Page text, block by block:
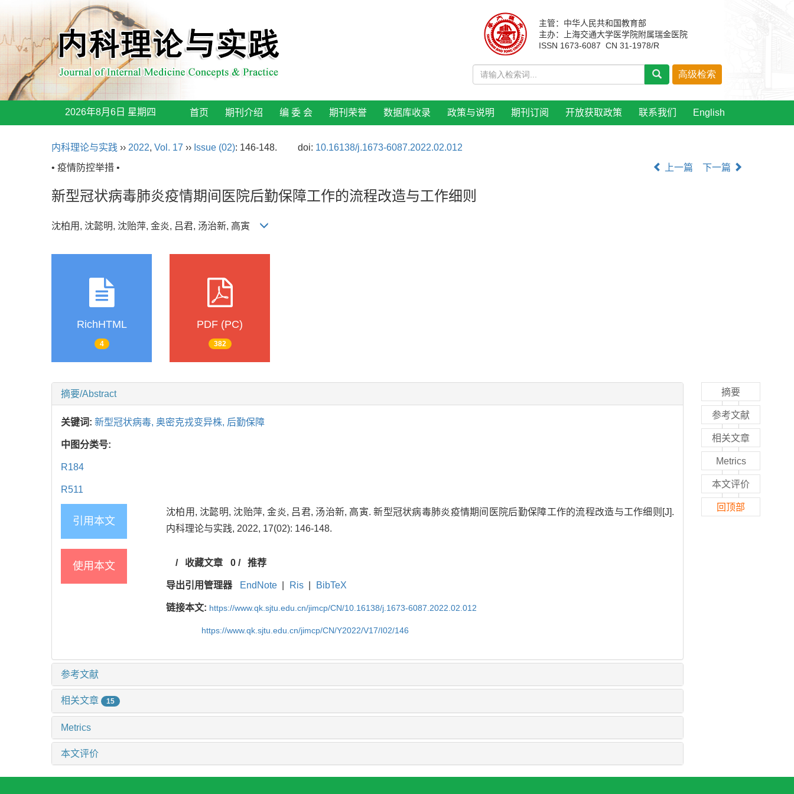
主管：中华人民共和国教育部
主办：上海交通大学医学院附属瑞金医院
ISSN 1673-6087 CN 31-1978/R
2026年8月6日 星期四 首页 期刊介绍 编 委 会 期刊荣誉 数据库收录 政策与说明 期刊订阅 开放获取政策 联系我们 English
内科理论与实践 ›› 2022, Vol. 17 ›› Issue (02): 146-148. doi: 10.16138/j.1673-6087.2022.02.012
• 疫情防控举措 •
上一篇 下一篇
新型冠状病毒肺炎疫情期间医院后勤保障工作的流程改造与工作细则
沈柏用, 沈懿明, 沈贻萍, 金炎, 吕君, 汤治新, 高寅
RichHTML
4
PDF (PC)
382
摘要/Abstract
关键词: 新型冠状病毒, 奥密克戎变异株, 后勤保障
中图分类号:
R184
R511
引用本文
沈柏用, 沈懿明, 沈贻萍, 金炎, 吕君, 汤治新, 高寅. 新型冠状病毒肺炎疫情期间医院后勤保障工作的流程改造与工作细则[J].
内科理论与实践, 2022, 17(02): 146-148.
使用本文 / 收藏文章 0/ 推荐
导出引用管理器 EndNote Ris BibTeX
链接本文: https://www.qk.sjtu.edu.cn/jimcp/CN/10.16138/j.1673-6087.2022.02.012
https://www.qk.sjtu.edu.cn/jimcp/CN/Y2022/V17/I02/146
参考文献
相关文章 15
Metrics
本文评价
摘要
参考文献
相关文章
Metrics
本文评价
回顶部